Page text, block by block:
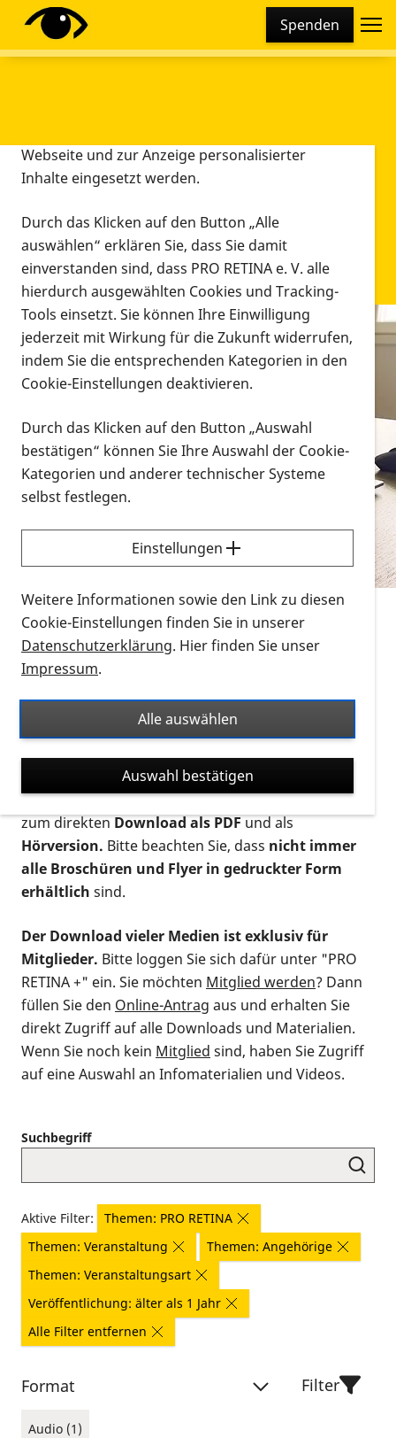
Spenden
Infomaterial
Infomaterial
Vorlesen
Alle Infomaterialien in verschiedenen
Formaten an einem Ort
Sie möchten wissen, wie Sie nach Infonmaterial
suchen und dieses bestellen bzw. herunterladen
können? Schauen Sie sich dieErklärvideos zum
Thema Infomaterial auf der PRO RETINA-Website
für blinde und sehbehinderte Menschen an.
Auf dieser Seite finden Sie sämtliches Infomaterial
Ort. Nutzen Sie den Formatfilter, um ausschließlich
nach Flyern und Broschüren, Audios oder Videos zu
suchen. Die meisten Flyer und Broschüren werden in
verschiedenen Formaten angeboten: zur
postalischen Bestellung als gedruckte Variante
zum direktenDownload als PDFund als
Hörversion. Bitte beachten Sie, dass nicht immer
alle Broschüren und Flyer in gedruckter Form
erhältlich sind.
Der Download vieler Medien ist exklusiv für
Mitglieder. Bitte loggen Sie sich dafür unter "PRO
RETINA +" ein. Sie möchten Mitglied werden? Dann
füllen Sie den Online-Antrag aus und erhalten Sie
direkt Zugriff auf alle Downloads und Materialien.
Wenn Sie noch kein Mitglied sind, haben Sie Zugriff
auf eine Auswahl an Infomaterialien und Videos.
Suchbegriff
Aktive Filter:
Themen: PRO RETINA
Themen: Veranstaltung
Themen: Angehörige
Themen: Veranstaltungsart
Veröffentlichung: älter als 1 Jahr
Alle Filter entfernen
Format
Audio (1)
Filter
Diese Webseite setzt verschiedene Cookies und
Tracking-Tools ein. Dies beinhaltet Cookies und
Webseite und zur Anzeige personalisierter
Inhalte eingesetzt werden.
Durch das Klicken auf den Button „Alle
auswählen“ erklären Sie, dass Sie damit
einverstanden sind, dass PRO RETINA e. V. alle
hierdurch ausgewählten Cookies und Tracking-
Tools einsetzt. Sie können Ihre Einwilligung
jederzeit mit Wirkung für die Zukunft widerrufen,
indem Sie die entsprechenden Kategorien in den
Cookie-Einstellungen deaktivieren.
Durch das Klicken auf den Button „Auswahl
bestätigen“ können Sie Ihre Auswahl der Cookie-
Kategorien und anderer technischer Systeme
selbst festlegen.
Einstellungen
Weitere Informationen sowie den Link zu diesen
Cookie-Einstellungen finden Sie in unserer
Datenschutzerklärung. Hier finden Sie unser
Impressum.
Alle auswählen
Auswahl bestätigen